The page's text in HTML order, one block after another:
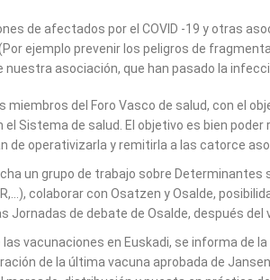
de afectados por el COVID -19 y otras
ejemplo prevenir los peligros de
asociación, que han pasado la
del Foro Vasco de salud, con el
Sistema de salud. El objetivo es bien
de operativizarla y remitirla a las catorce
un grupo de trabajo sobre
colaborar con Osatzen y Osalde,
de debate de Osalde, después del
vacunaciones en Euskadi, se informa de
de la última vacuna aprobada de